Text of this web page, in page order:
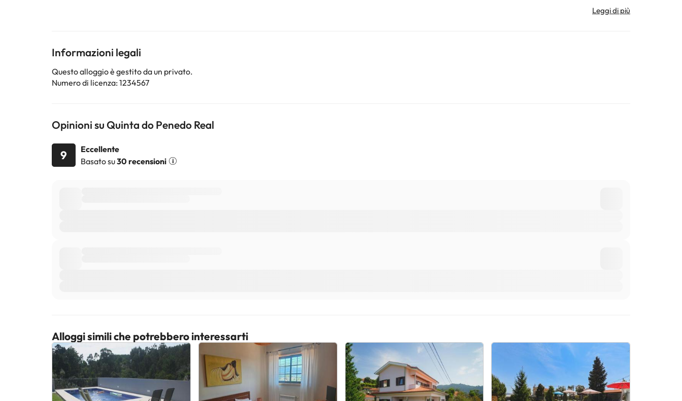
Informazioni legali
Questo alloggio è gestito da un privato.
Numero di licenza: 1234567
Opinioni su Quinta do Penedo Real
9
Eccellente
Basato su30 recensioni
Alloggi simili che potrebbero interessarti